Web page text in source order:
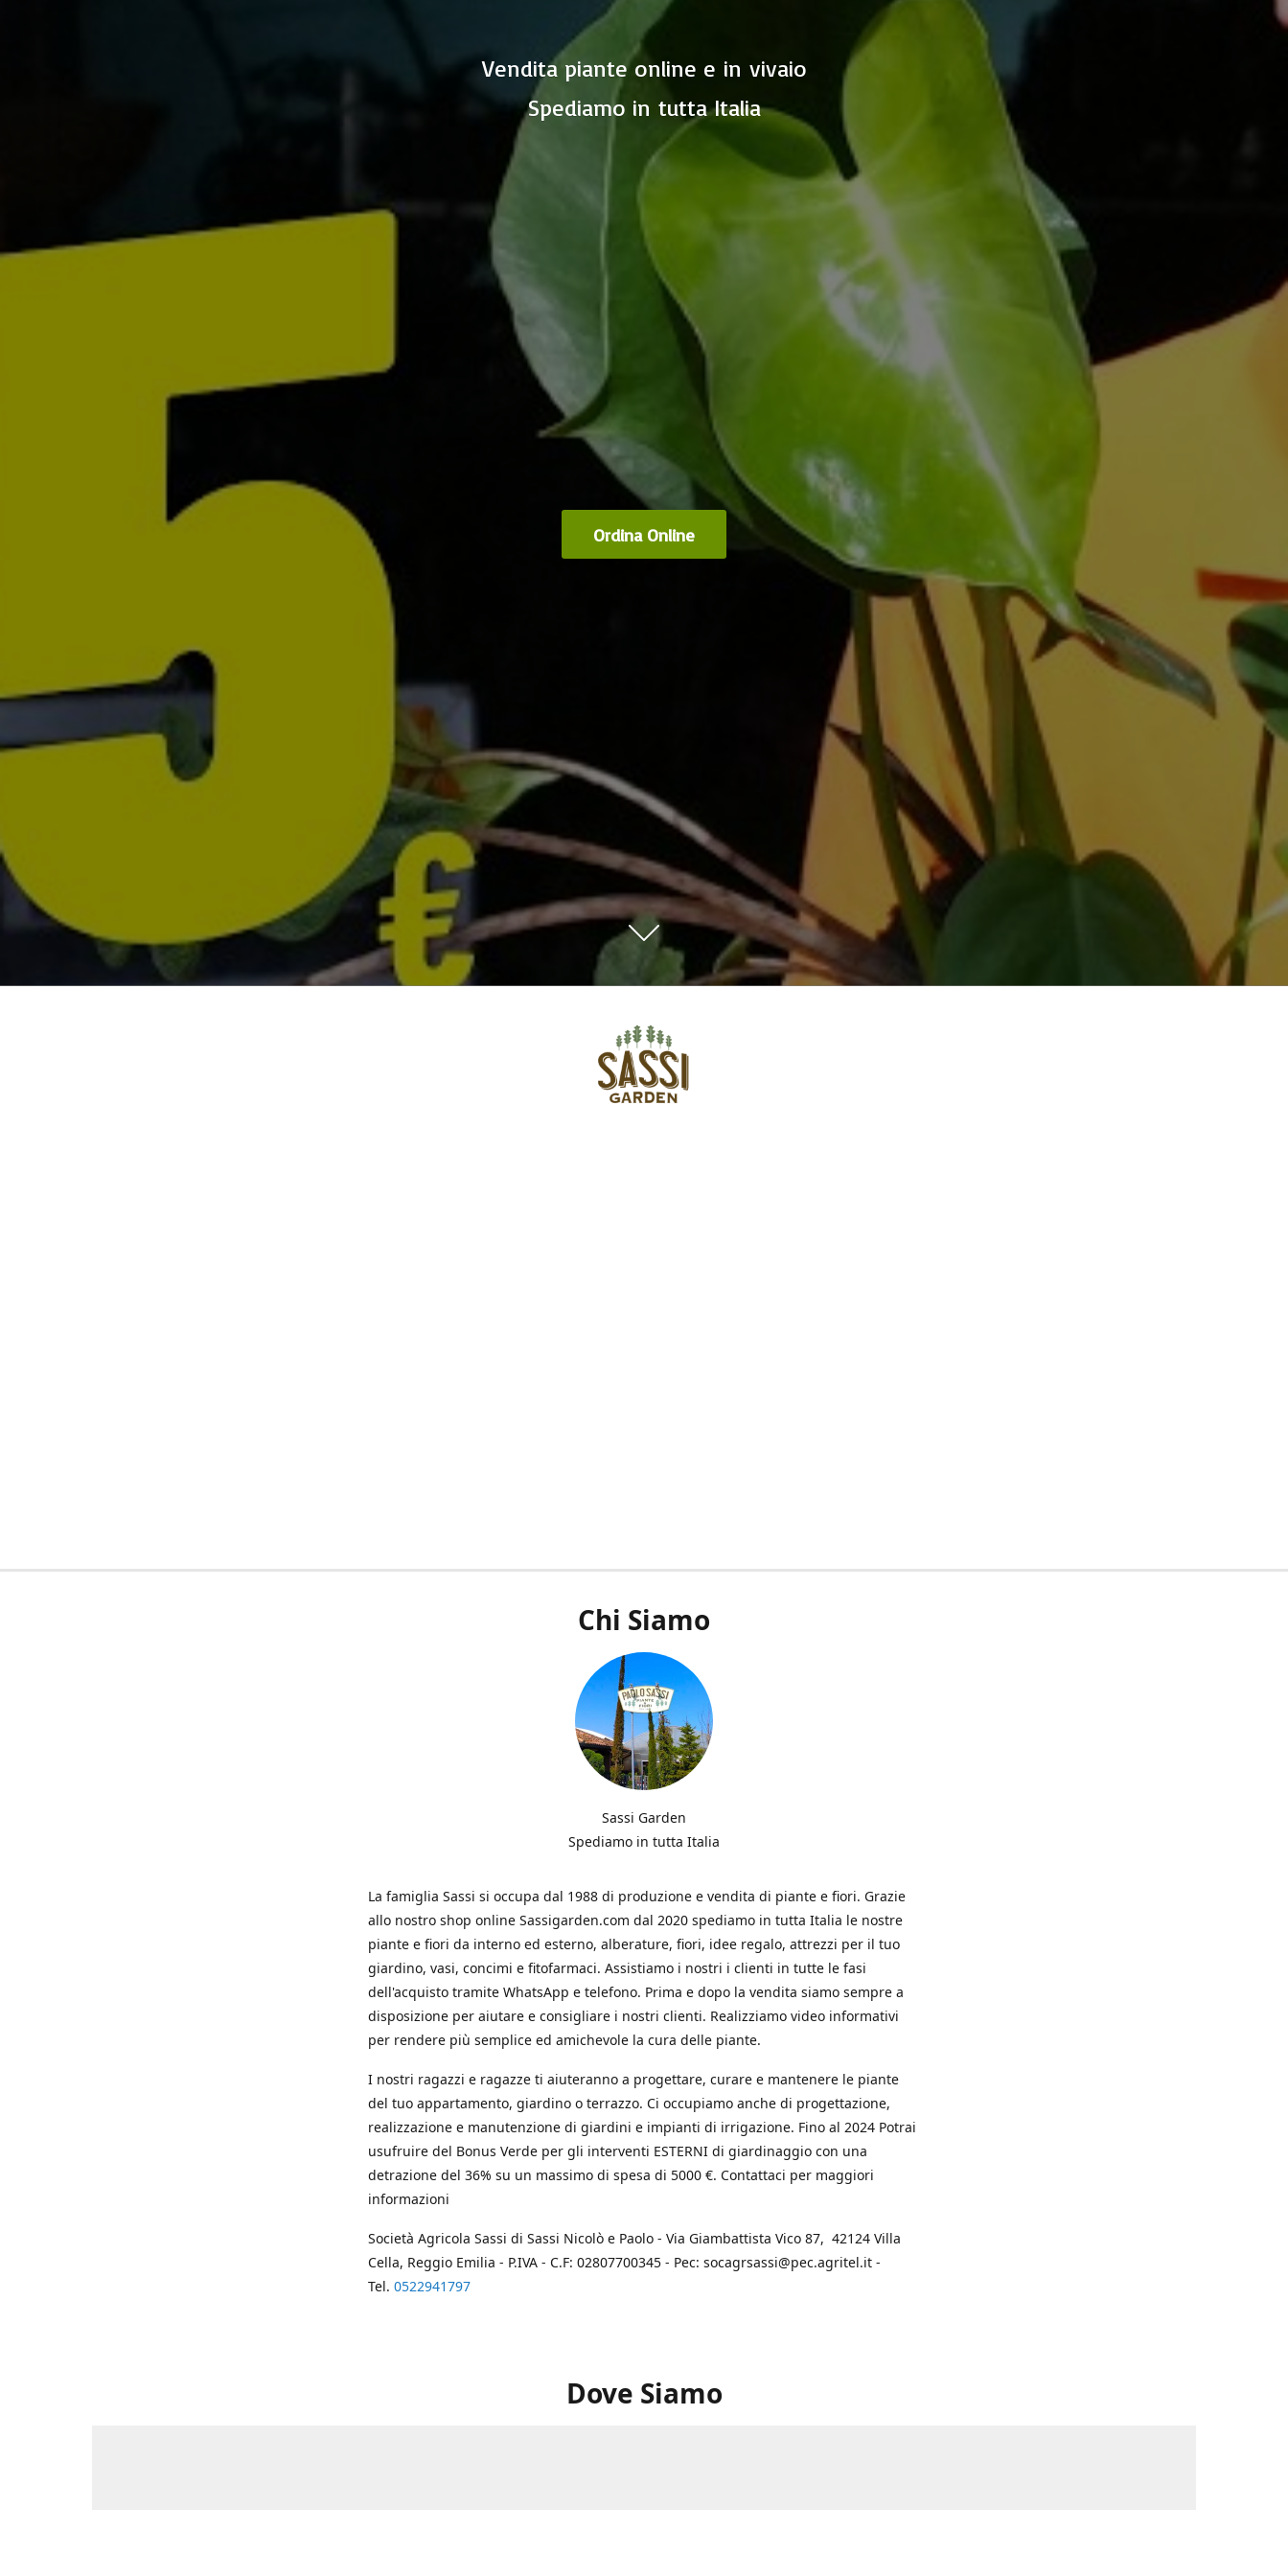
Vendita piante online e in vivaio
Spediamo in tutta Italia
Ordina Online
Chi Siamo
Sassi Garden
Spediamo in tutta Italia
La famiglia Sassi si occupa dal 1988 di produzione e vendita di piante e fiori. Grazie
allo nostro shop online Sassigarden.com dal 2020 spediamo in tutta Italia le nostre
piante e fiori da interno ed esterno, alberature, fiori, idee regalo, attrezzi per il tuo
giardino, vasi, concimi e fitofarmaci. Assistiamo i nostri i clienti in tutte le fasi
dell'acquisto tramite WhatsApp e telefono. Prima e dopo la vendita siamo sempre a
disposizione per aiutare e consigliare i nostri clienti. Realizziamo video informativi
per rendere più semplice ed amichevole la cura delle piante.
I nostri ragazzi e ragazze ti aiuteranno a progettare, curare e mantenere le piante
del tuo appartamento, giardino o terrazzo. Ci occupiamo anche di progettazione,
realizzazione e manutenzione di giardini e impianti di irrigazione. Fino al 2024 Potrai
usufruire del Bonus Verde per gli interventi ESTERNI di giardinaggio con una
detrazione del 36% su un massimo di spesa di 5000 €. Contattaci per maggiori
informazioni
Società Agricola Sassi di Sassi Nicolò e Paolo - Via Giambattista Vico 87, 42124 Villa
Cella, Reggio Emilia - P.IVA - C.F: 02807700345 - Pec: socagrsassi@pec.agritel.it -
Tel. 0522941797
Dove Siamo